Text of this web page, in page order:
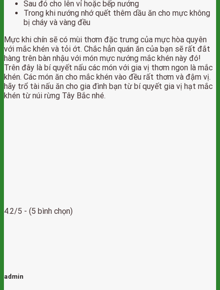
Sau đó cho lên vỉ hoặc bếp nướng
Trong khi nướng nhớ quết thêm dầu ăn cho mực không
bị cháy và vàng đều
Mực khi chín sẽ có mùi thơm đặc trưng của mực hòa quyên
với mắc khén và tỏi ớt. Chắc hẳn quán ăn của bạn sẽ rất đắt
hàng trên bàn nhậu với món mực nướng mắc khén này đó!
Trên đây là bí quyết nấu các món với gia vị thơm ngon là mắc
khén. Các món ăn cho mắc khén vào đều rất thơm và đậm vị.
hãy trổ tài nấu ăn cho gia đình bạn từ bí quyết gia vị hạt mắc
khén từ núi rừng Tây Bắc nhé.
4.2/5 - (5 bình chọn)
admin